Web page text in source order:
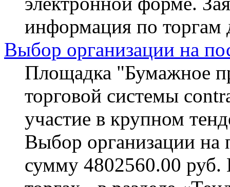
информация по торгам
Выбор организации на
Площадка "Бумажное
торговой системы
участие в крупном
Выбор организации на
сумму 4802560.00